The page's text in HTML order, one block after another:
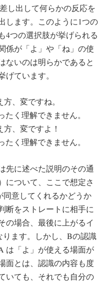
し出して何らかの反応を
します。このように1つの
4つの選択肢が挙げられる
係が「よ」や「ね」の使
ないのは明らかであると
げています。
変ですね。
解できません。
、変ですよ！
解できません。
先に述べた説明のその通
について、ここで想定さ
意してくれるかどうか
断をストレートに相手に
の場合、最後に上がるイ
ます。しかし、Bの認識
は「よ」が使える場面が
面とは、認識の内容も度
いても、それでも自分の